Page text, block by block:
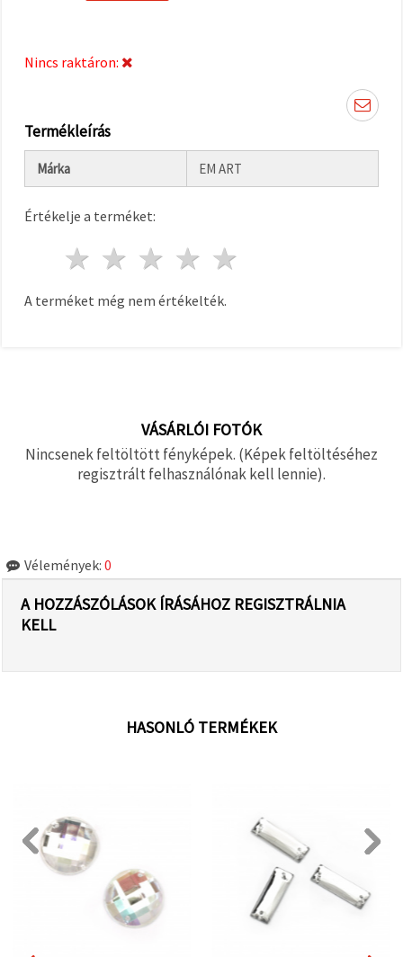
mindet
Nincs raktáron:
Termékleírás
Márka EM ART
Értékelje a terméket:
4 csillagok
3 csillagok
2 csillagok
1 csillag
A terméket még nem értékelték.
VÁSÁRLÓI FOTÓK
Nincsenek feltöltött fényképek. (Képek feltöltéséhez
regisztrált felhasználónak kell lennie).
Vélemények: 0
A HOZZÁSZÓLÁSOK ÍRÁSÁHOZ REGISZTRÁLNIA
KELL
HASONLÓ TERMÉKEK